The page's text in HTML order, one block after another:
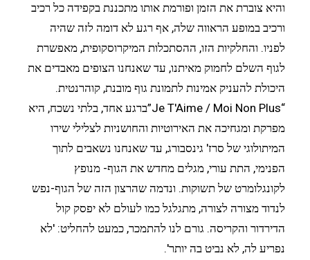
והיא צוברת את הזמן ופורמת אותו מתכננת בקפידה כל רכיב
ורכיב במופע הראווה שלה, אף רגע לא דומה לזה שהיה
לפניו. והחלקיות הזו, ההסתכלות המיקרוסקופית, מאפשרת
לגוף השלם לחמוק מאיתנו, עד שאנחנו הצופים מאבדים את
היכולת להעניק אמינות לתמונת גוף מובנת, קוהרנטית.
“Je T'Aime / Moi Non Plus”ברגע אחד, בלתי נשכח, היא
מפרקת ומגחיכה את האירוטיות והחושניות לצלילי שירו
המיתולוגי של סרז' גינסבורג, עד שאנחנו נשאבים לתוך
הפנימי, התת עורי, מגלים מחדש את הגוף- מנופץ
לקונגלומרט של תשוקות. ונדמה שהרצון הזה של הגוף-נפש
לנדוד מצורה לצורה, מתגלגל כמו לעולם לא יפסק קול
הדירדור והקריסה. גורם לנו להתמכר, כמעט להחליט: 'לא
נפריע לה, לא נביט בה יותר'.